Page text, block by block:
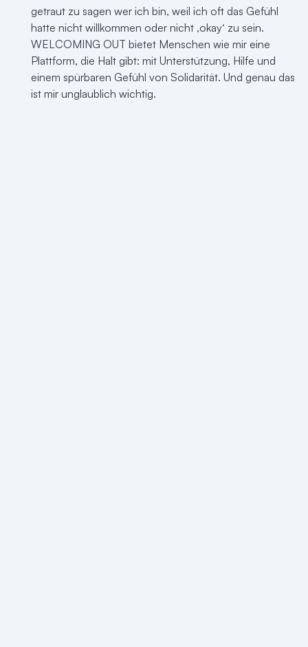
getraut zu sagen wer ich bin, weil ich oft das Gefühl
hatte nicht willkommen oder nicht ‚okay‘ zu sein.
WELCOMING OUT bietet Menschen wie mir eine
Plattform, die Halt gibt: mit Unterstützung, Hilfe und
einem spürbaren Gefühl von Solidarität. Und genau das
ist mir unglaublich wichtig.